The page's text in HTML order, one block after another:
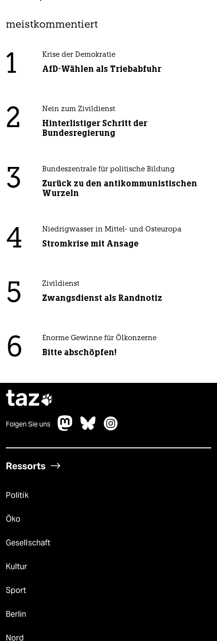
meistkommentiert
1 Krise der Demokratie
AfD-Wählen als Triebabfuhr
2 Nein zum Zivildienst
Hinterlistiger Schritt der
Bundesregierung
3 Bundeszentrale für politische Bildung
Zurück zu den antikommunistischen
Wurzeln
4 Niedrigwasser in Mittel- und Osteuropa
Stromkrise mit Ansage
5 Zivildienst
Zwangsdienst als Randnotiz
6 Enorme Gewinne für Ölkonzerne
Bitte abschöpfen!
taz
Folgen Sie uns
Ressorts
Politik
Öko
Gesellschaft
Kultur
Sport
Berlin
Nord